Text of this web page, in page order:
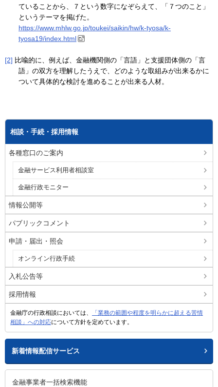
ていることから、７という数字になぞらえて、「７つのこと」
というテーマを掲げた。
https://www.mhlw.go.jp/toukei/saikin/hw/k-tyosa/k-
tyosa19/index.html
[2] 比喩的に、例えば、金融機関側の「言語」と支援団体側の「言
語」の双方を理解したうえで、どのような取組みが出来るかに
ついて具体的な検討を進めることが出来る人材。
相談・手続・採用情報
各種窓口のご案内
金融サービス利用者相談室
金融行政モニター
情報公開等
パブリックコメント
申請・届出・照会
オンライン行政手続
入札公告等
採用情報
金融庁の行政相談においては、
「業務の範囲や程度を明らかに超える苦情
相談」への対応について方針を定めています。
新着情報配信サービス
金融事業者一括検索機能